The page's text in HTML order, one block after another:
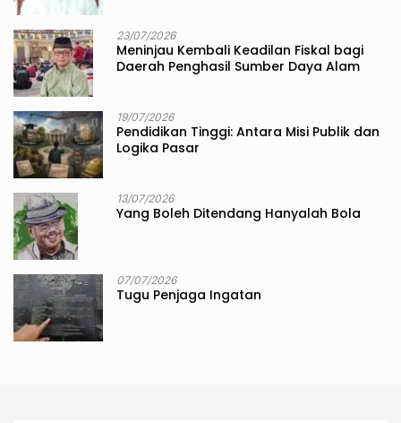
23/07/2026
Meninjau Kembali Keadilan Fiskal bagi
Daerah Penghasil Sumber Daya Alam
19/07/2026
Pendidikan Tinggi: Antara Misi Publik dan
Logika Pasar
13/07/2026
Yang Boleh Ditendang Hanyalah Bola
07/07/2026
Tugu Penjaga Ingatan